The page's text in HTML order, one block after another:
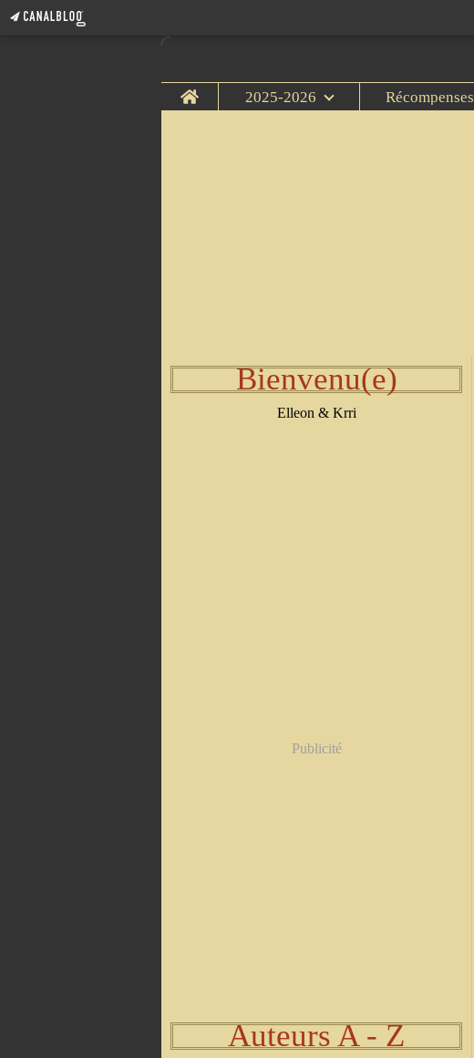
Home 2025-2026 Récompenses
Bienvenu(e)
Elleon & Krri
Publicité
Auteurs A - Z